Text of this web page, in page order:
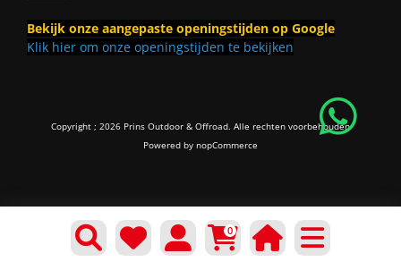
0
Bekijk onze aangepaste openingstijden op Google
Klik hier om onze openingstijden te bekijken
Copyright ; 2026 Prins Outdoor & Offroad. Alle rechten voorbehouden
Powered by nopCommerce